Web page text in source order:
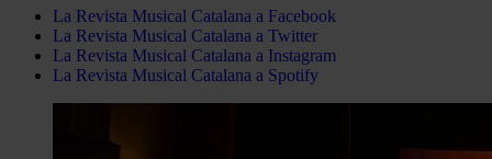
La Revista Musical Catalana a Facebook
La Revista Musical Catalana a Twitter
La Revista Musical Catalana a Instagram
La Revista Musical Catalana a Spotify